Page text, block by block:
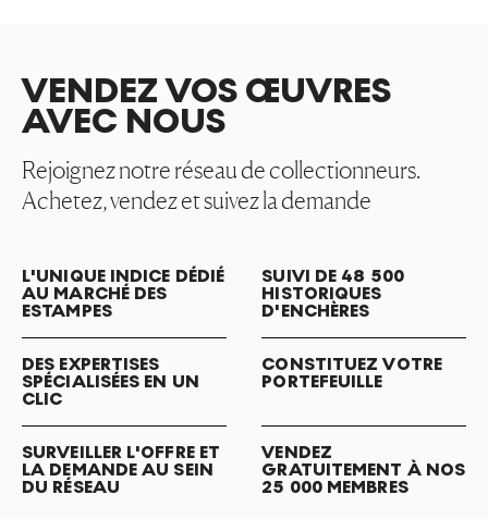
VENDEZ VOS ŒUVRES
AVEC NOUS
Rejoignez notre réseau de collectionneurs.
Achetez, vendez et suivez la demande
L'UNIQUE INDICE DÉDIÉ
AU MARCHÉ DES
ESTAMPES
SUIVI DE 48 500
HISTORIQUES
D'ENCHÈRES
DES EXPERTISES
SPÉCIALISÉES EN UN
CLIC
CONSTITUEZ VOTRE
PORTEFEUILLE
SURVEILLER L'OFFRE ET
LA DEMANDE AU SEIN
DU RÉSEAU
VENDEZ
GRATUITEMENT À NOS
25 000 MEMBRES